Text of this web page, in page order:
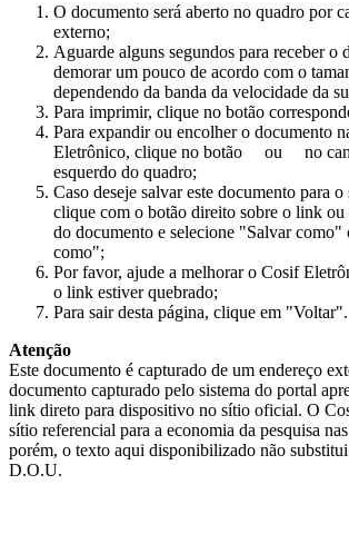
O documento será aberto no quadro por
externo;
Aguarde alguns segundos para receber o
demorar um pouco de acordo com o
dependendo da banda da velocidade da
Para imprimir, clique no botão
Para expandir ou encolher o documento
Eletrônico, clique no botão
ou
no
esquerdo do quadro;
Caso deseje salvar este documento para o
clique com o botão direito sobre o link ou
do documento e selecione "Salvar como"
como";
Por favor, ajude a melhorar o Cosif
o link estiver quebrado;
Para sair desta página, clique em "Voltar".
Atenção
Este documento é capturado de um endereço
documento capturado pelo sistema do portal
link direto para dispositivo no sítio oficial. O
sítio referencial para a economia da pesquisa
porém, o texto aqui disponibilizado não
D.O.U.